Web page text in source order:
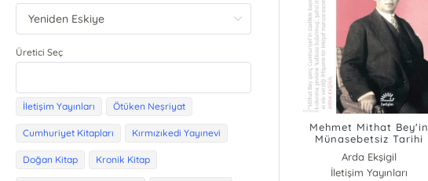
Üretici Seç
İletişim Yayınları Ötüken Neşriyat
Cumhuriyet Kitapları Kırmızıkedi Yayınevi
Doğan Kitap Kronik Kitap
Mehmet Mithat Bey'in
Münasebetsiz Tarihi
Arda Ekşigil
İletişim Yayınları